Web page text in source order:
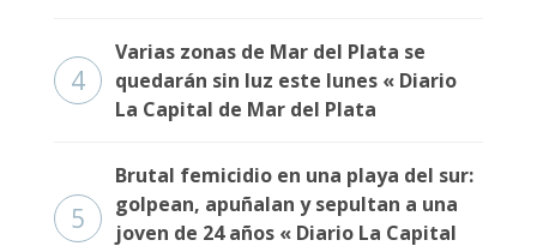
4
Varias zonas de Mar del Plata se
quedarán sin luz este lunes « Diario
La Capital de Mar del Plata
5
Brutal femicidio en una playa del sur:
golpean, apuñalan y sepultan a una
joven de 24 años « Diario La Capital